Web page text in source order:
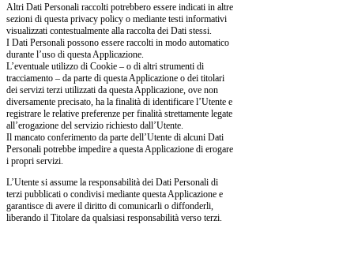
Altri Dati Personali raccolti potrebbero essere indicati in altre
sezioni di questa privacy policy o mediante testi informativi
visualizzati contestualmente alla raccolta dei Dati stessi.
I Dati Personali possono essere raccolti in modo automatico
durante l’uso di questa Applicazione.
L’eventuale utilizzo di Cookie – o di altri strumenti di
tracciamento – da parte di questa Applicazione o dei titolari
dei servizi terzi utilizzati da questa Applicazione, ove non
diversamente precisato, ha la finalità di identificare l’Utente e
registrare le relative preferenze per finalità strettamente legate
all’erogazione del servizio richiesto dall’Utente.
Il mancato conferimento da parte dell’Utente di alcuni Dati
Personali potrebbe impedire a questa Applicazione di erogare
i propri servizi.
L’Utente si assume la responsabilità dei Dati Personali di
terzi pubblicati o condivisi mediante questa Applicazione e
garantisce di avere il diritto di comunicarli o diffonderli,
liberando il Titolare da qualsiasi responsabilità verso terzi.